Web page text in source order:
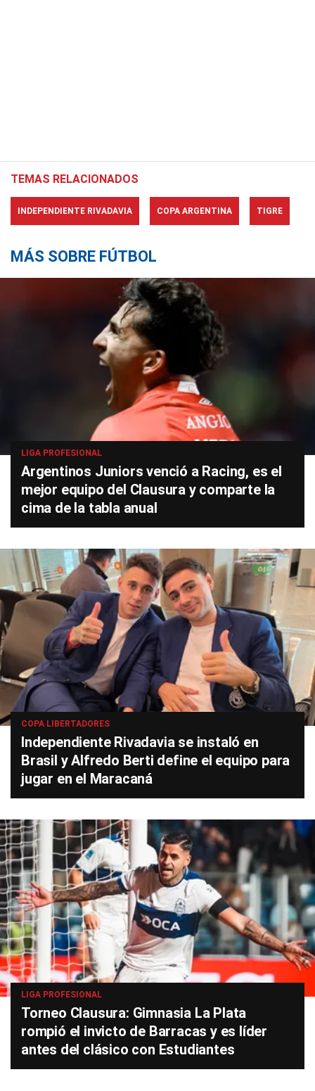
TEMAS RELACIONADOS
INDEPENDIENTE RIVADAVIA COPA ARGENTINA TIGRE
MÁS SOBRE FÚTBOL
LIGA PROFESIONAL
Argentinos Juniors venció a Racing, es el
mejor equipo del Clausura y comparte la
cima de la tabla anual
COPA LIBERTADORES
Independiente Rivadavia se instaló en
Brasil y Alfredo Berti define el equipo para
jugar en el Maracaná
LIGA PROFESIONAL
Torneo Clausura: Gimnasia La Plata
rompió el invicto de Barracas y es líder
antes del clásico con Estudiantes